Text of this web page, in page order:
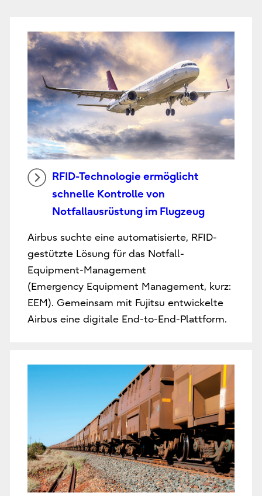
RFID-Technologie ermöglicht
schnelle Kontrolle von
Notfallausrüstung im Flugzeug
Airbus suchte eine automatisierte, RFID-
gestützte Lösung für das Notfall-
Equipment-Management
(Emergency Equipment Management, kurz:
EEM). Gemeinsam mit Fujitsu entwickelte
Airbus eine digitale End-to-End-Plattform.